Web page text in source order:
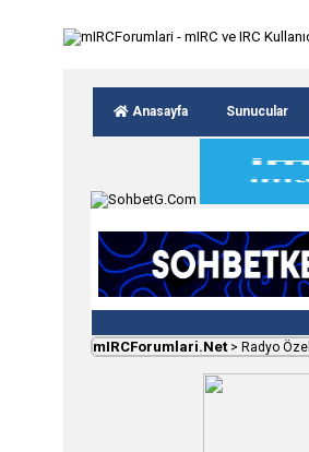
Anasayfa Sunucular
mIRCForumlari.Net > Radyo Özel